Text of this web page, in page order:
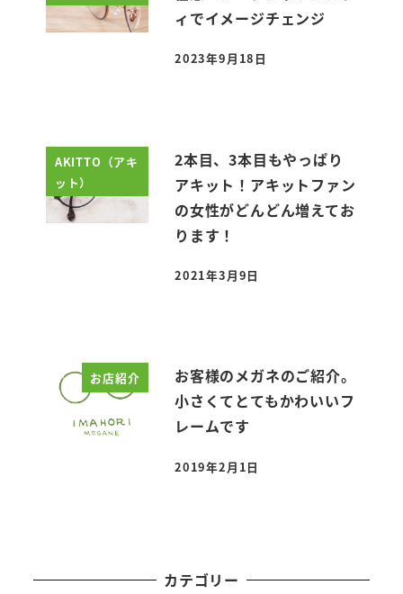
ィでイメージチェンジ
投稿日
2023年9月18日
AKITTO（アキ
ット）
2本目、3本目もやっぱり
アキット！アキットファン
の女性がどんどん増えてお
ります！
投稿日
2021年3月9日
お店紹介
お客様のメガネのご紹介。
小さくてとてもかわいいフ
レームです
投稿日
2019年2月1日
カテゴリー